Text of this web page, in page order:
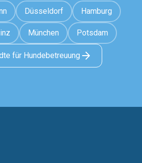
Düsseldorf Hamburg
München Potsdam
für Hundebetreuung